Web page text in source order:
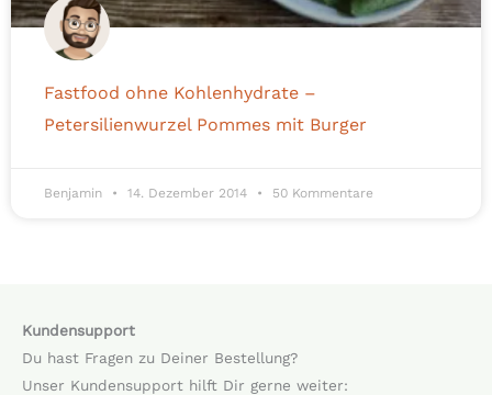
Fastfood ohne Kohlenhydrate –
Petersilienwurzel Pommes mit Burger
Benjamin 14. Dezember 2014 50 Kommentare
Kundensupport
Du hast Fragen zu Deiner Bestellung?
Unser Kundensupport hilft Dir gerne weiter: